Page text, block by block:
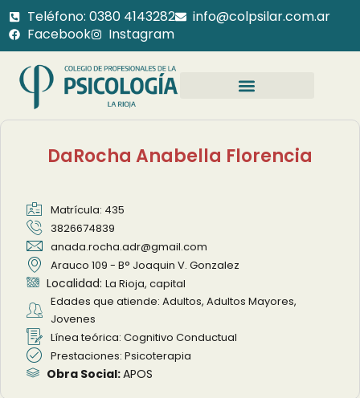
Teléfono: 0380 4143282
info@colpsilar.com.ar
Facebook
Instagram
DaRocha Anabella Florencia
Matrícula: 435
3826674839
anada.rocha.adr@gmail.com
Arauco 109 - B° Joaquin V. Gonzalez
Localidad:La Rioja, capital
Edades que atiende: Adultos, Adultos Mayores,
Jovenes
Línea teórica: Cognitivo Conductual
Prestaciones: Psicoterapia
Obra Social:APOS